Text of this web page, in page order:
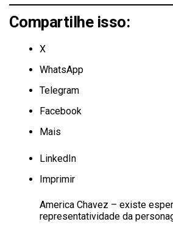
Compartilhe isso:
X
WhatsApp
Telegram
Facebook
Mais
LinkedIn
Imprimir
America Chavez – existe
representatividade da